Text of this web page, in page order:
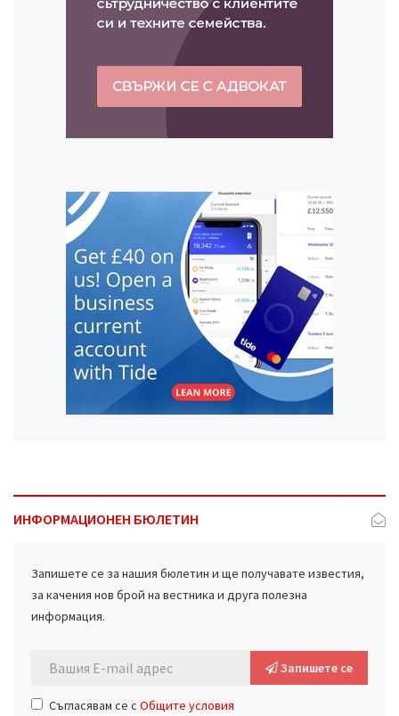
ИНФОРМАЦИОНЕН БЮЛЕТИН
Запишете се за нашия бюлетин и ще получавате известия,
за качения нов брой на вестника и друга полезна
информация.
Запишете се
Съгласявам се с Общите условия